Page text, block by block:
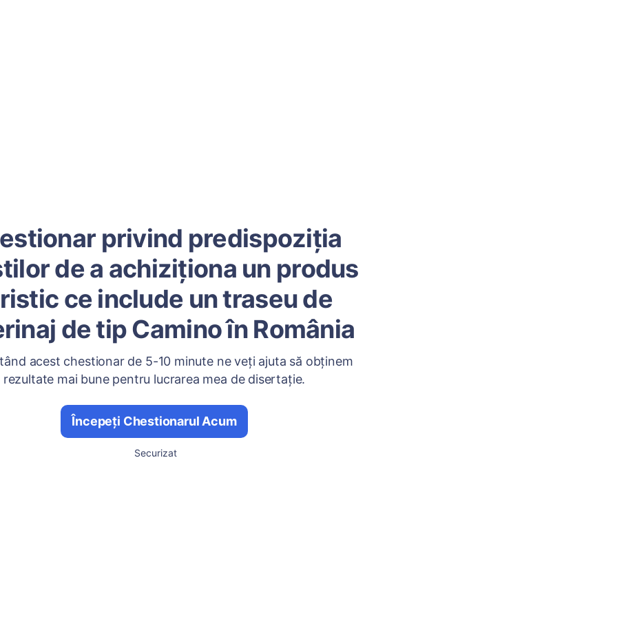
privind predispoziţia
de a achiziţiona un produs
ce include un traseu de
de tip Camino în România
acest chestionar de 5-10 minute ne veți ajuta să obținem
rezultate mai bune pentru lucrarea mea de disertație.
Începeți Chestionarul Acum
Securizat